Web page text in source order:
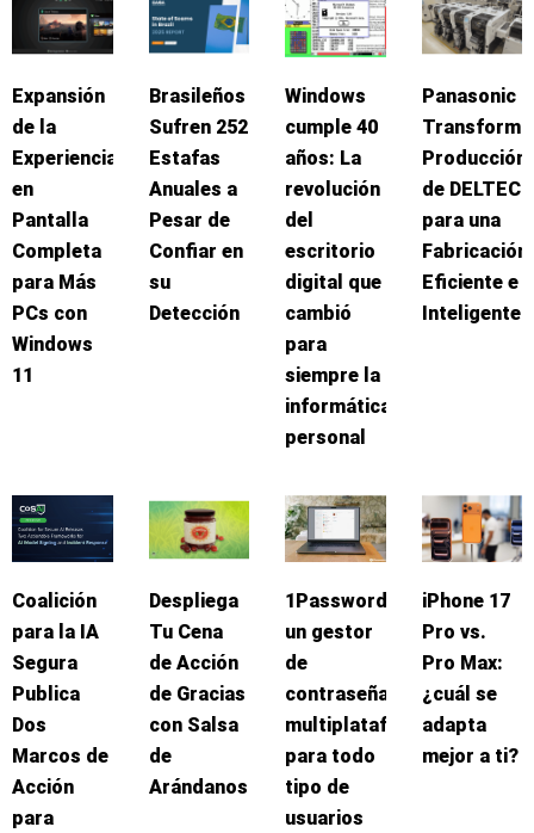
Expansión
de la
Experiencia
en
Pantalla
Completa
para Más
PCs con
Windows
11
Brasileños
Sufren 252
Estafas
Anuales a
Pesar de
Confiar en
su
Detección
Windows
cumple 40
años: La
revolución
del
escritorio
digital que
cambió
para
siempre la
informática
personal
Panasonic
Transforma
Producción
de DELTEC
para una
Fabricación
Eficiente e
Inteligente
Coalición
para la IA
Segura
Publica
Dos
Marcos de
Acción
para
Despliega
Tu Cena
de Acción
de Gracias
con Salsa
de
Arándanos
1Password:
un gestor
de
contraseñas
multiplataforma
para todo
tipo de
usuarios
iPhone 17
Pro vs.
Pro Max:
¿cuál se
adapta
mejor a ti?